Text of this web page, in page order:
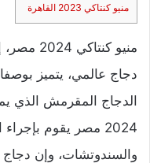
منيو كنتاكي 2023 القاهرة
منيو
دجاج عالمي، يتميز
الدجاج المقرمش الذي
2024 مصر يقوم
والسندوتشات، وإن